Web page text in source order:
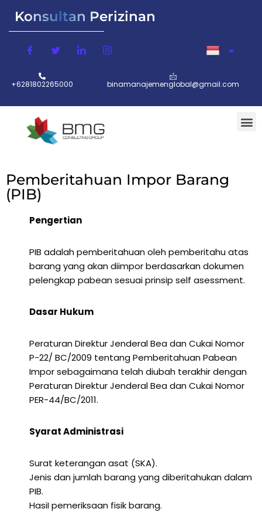
Konsultan Perizinan
+6281802265000 binamanajemenglobal@gmail.com
Pemberitahuan Impor Barang
(PIB)
Pengertian
PIB adalah pemberitahuan oleh pemberitahu atas
barang yang akan diimpor berdasarkan dokumen
pelengkap pabean sesuai prinsip self asessment.
Dasar Hukum
Peraturan Direktur Jenderal Bea dan Cukai Nomor
P-22/ BC/2009 tentang Pemberitahuan Pabean
Impor sebagaimana telah diubah terakhir dengan
Peraturan Direktur Jenderal Bea dan Cukai Nomor
PER-44/BC/2011.
Syarat Administrasi
Surat keterangan asat (SKA).
Jenis dan jumlah barang yang diberitahukan dalam
PIB.
HasiI pemeriksaan fisik barang.